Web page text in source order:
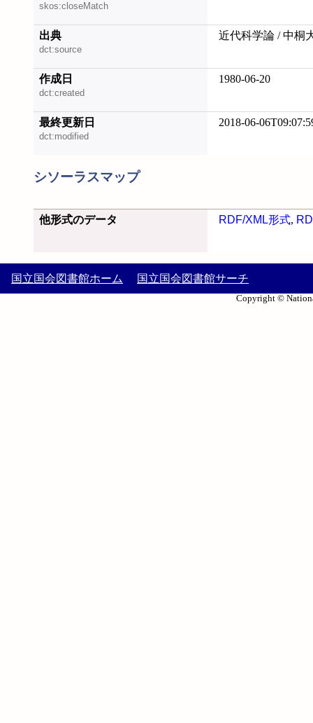
skos:closeMatch
出典
dct:source
近代科学論 / 中桐
作成日
dct:created
1980-06-20
最終更新日
dct:modified
2018-06-
シソーラスマップ
他形式のデータ RDF/XML形式,
国立国会図書館ホーム 国立国会図書館サーチ
Copyright ©